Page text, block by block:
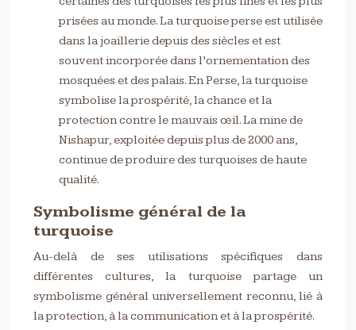
prisées au monde. La turquoise perse est utilisée
dans la joaillerie depuis des siècles et est
souvent incorporée dans l’ornementation des
mosquées et des palais. En Perse, la turquoise
symbolise la prospérité, la chance et la
protection contre le mauvais œil. La mine de
Nishapur, exploitée depuis plus de 2000 ans,
continue de produire des turquoises de haute
qualité.
Symbolisme général de la
turquoise
Au-delà de ses utilisations spécifiques dans
différentes cultures, la turquoise partage un
symbolisme général universellement reconnu, lié à
la protection, à la communication et à la prospérité.